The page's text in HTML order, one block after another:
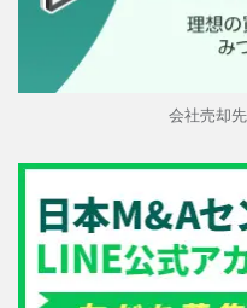
会社売却